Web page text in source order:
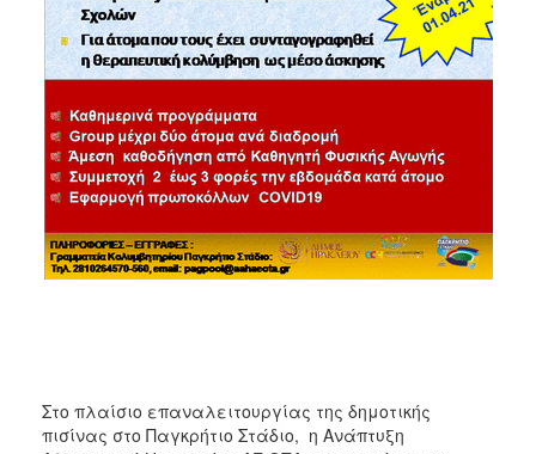
ΠΟΛΙΤΙΣΜΟΣ
ΑΝΘΕΚΤΙΚΗ
ΠΟΛΗ
Στο πλαίσιο επαναλειτουργίας της δημοτικής
πισίνας στο Παγκρήτιο Στάδιο, η Ανάπτυξη